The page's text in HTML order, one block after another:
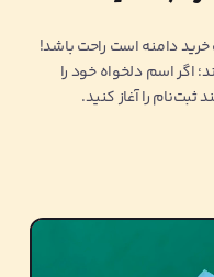
خرید دامنه است راحت باشد!
اگر اسم دلخواه خود را
ثبت‌نام را آغاز کنید.